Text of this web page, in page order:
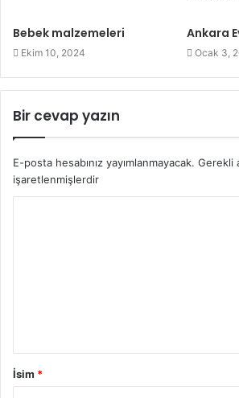
Bebek malzemeleri
Ekim 10, 2024
Ankara
Ocak 3,
Bir cevap yazın
E-posta hesabınız yayımlanmayacak. Gerekli
işaretlenmişlerdir
İsim *